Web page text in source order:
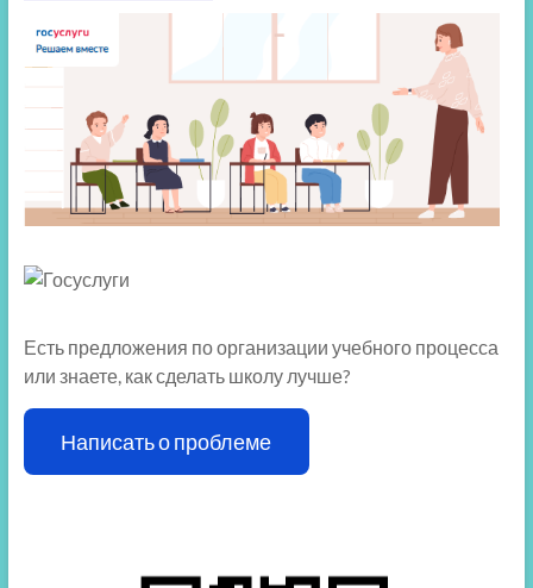
Есть предложения по организации учебного процесса
или знаете, как сделать школу лучше?
Написать о проблеме